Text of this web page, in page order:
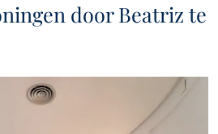
door Beatriz te